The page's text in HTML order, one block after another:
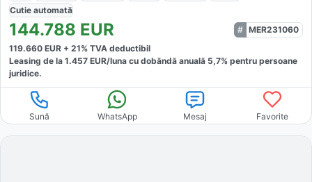
Cutie automată
144.788 EUR
MER231060
119.660 EUR + 21% TVA deductibil
Leasing de la 1.457 EUR/luna cu dobăndă anuală 5,7% pentru persoane
juridice.
Sună WhatsApp Mesaj Favorite